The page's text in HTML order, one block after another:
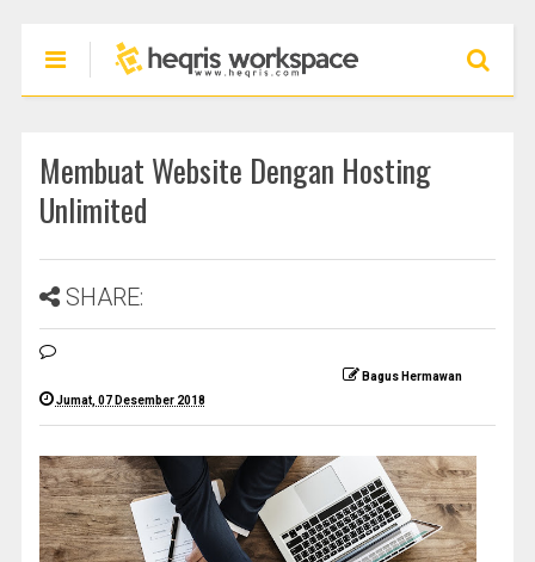
Membuat Website Dengan Hosting
Unlimited
SHARE:
Bagus Hermawan
Jumat, 07 Desember 2018